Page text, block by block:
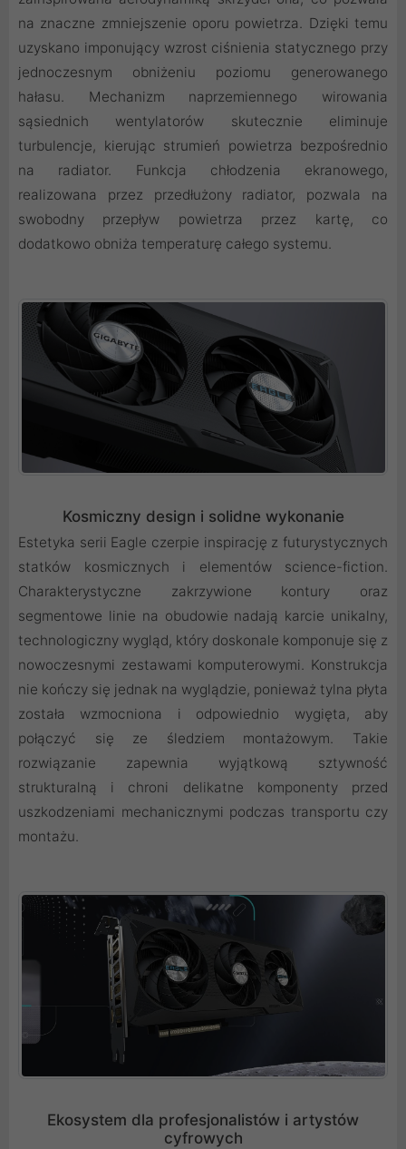
na znaczne zmniejszenie oporu powietrza. Dzięki temu
uzyskano imponujący wzrost ciśnienia statycznego przy
jednoczesnym obniżeniu poziomu generowanego
hałasu. Mechanizm naprzemiennego wirowania
sąsiednich wentylatorów skutecznie eliminuje
turbulencje, kierując strumień powietrza bezpośrednio
na radiator. Funkcja chłodzenia ekranowego,
realizowana przez przedłużony radiator, pozwala na
swobodny przepływ powietrza przez kartę, co
dodatkowo obniża temperaturę całego systemu.
Kosmiczny design i solidne wykonanie
Estetyka serii Eagle czerpie inspirację z futurystycznych
statków kosmicznych i elementów science-fiction.
Charakterystyczne zakrzywione kontury oraz
segmentowe linie na obudowie nadają karcie unikalny,
technologiczny wygląd, który doskonale komponuje się z
nowoczesnymi zestawami komputerowymi. Konstrukcja
nie kończy się jednak na wyglądzie, ponieważ tylna płyta
została wzmocniona i odpowiednio wygięta, aby
połączyć się ze śledziem montażowym. Takie
rozwiązanie zapewnia wyjątkową sztywność
strukturalną i chroni delikatne komponenty przed
uszkodzeniami mechanicznymi podczas transportu czy
montażu.
Ekosystem dla profesjonalistów i artystów
cyfrowych